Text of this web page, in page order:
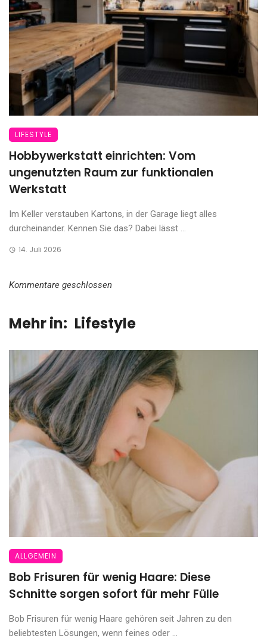
LIFESTYLE
Hobbywerkstatt einrichten: Vom
ungenutzten Raum zur funktionalen
Werkstatt
Im Keller verstauben Kartons, in der Garage liegt alles
durcheinander. Kennen Sie das? Dabei lässt ...
14. Juli 2026
Kommentare geschlossen
Mehr in: Lifestyle
ALLGEMEIN
Bob Frisuren für wenig Haare: Diese
Schnitte sorgen sofort für mehr Fülle
Bob Frisuren für wenig Haare gehören seit Jahren zu den
beliebtesten Lösungen, wenn feines oder ...